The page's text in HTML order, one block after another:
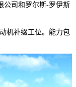
司和罗尔斯-罗伊斯
机补缀工位。能力包